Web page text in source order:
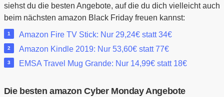
siehst du die besten Angebote, auf die du dich vielleicht auch
beim nächsten amazon Black Friday freuen kannst:
Amazon Fire TV Stick: Nur 29,24€ statt 34€
Amazon Kindle 2019: Nur 53,60€ statt 77€
EMSA Travel Mug Grande: Nur 14,99€ statt 18€
Die besten amazon Cyber Monday Angebote